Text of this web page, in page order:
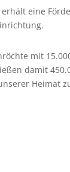
eine
mit
damit
Heimat